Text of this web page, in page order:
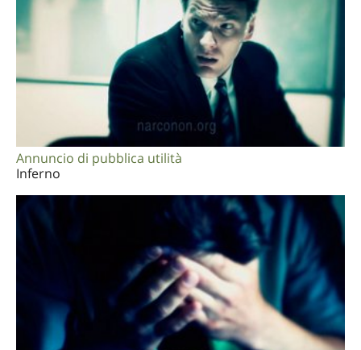
Annuncio di pubblica utilità
Inferno